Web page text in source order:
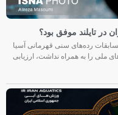
در تایلند موفق بود؟
رده‌های سنی قهرمانی آسیا
ملی را به همراه نداشت، ارزیابی